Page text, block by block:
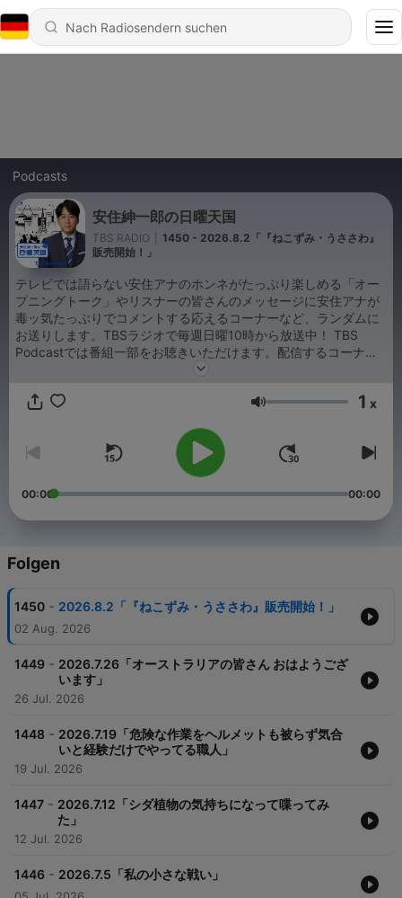
Podcasts
安住紳一郎の日曜天国
TBS RADIO
1450 - 2026.8.2「『ねこずみ・うささわ』
販売開始！」
テレビでは語らない安住アナのホンネがたっぷり楽しめる「オー
プニングトーク」やリスナーの皆さんのメッセージに安住アナが
毒ッ気たっぷりでコメントする応えるコーナーなど、ランダムに
お送りします。TBSラジオで毎週日曜10時から放送中！ TBS
Podcastでは番組一部をお聴きいただけます。配信するコーナ
ー、箇所、更新日時などは番組の都合上変更する可能性がござい
さい。 --- オンエア全編はradikoでお聴きいただけます↓
Podcast：https://www.tbsradio.jp/podcast/
Lautstärke 1 x
00:00 00:00
Folgen
1450 - 2026.8.2「『ねこずみ・うささわ』販売開始！」
02 Aug. 2026
1449 - 2026.7.26「オーストラリアの皆さん おはようござ
います」
26 Jul. 2026
1448 - 2026.7.19「危険な作業をヘルメットも被らず気合
いと経験だけでやってる職人」
19 Jul. 2026
1447 - 2026.7.12「シダ植物の気持ちになって喋ってみ
た」
12 Jul. 2026
1446 - 2026.7.5「私の小さな戦い」